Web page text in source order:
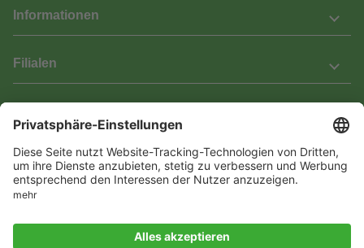
Informationen
Filialen
Barrierefreiheit
Wir bemühen uns, unsere Website barrierefrei zu gestalten.
Einige Inhalte und Funktionen sind derzeit jedoch noch nicht
vollständig zugänglich. Wenn Sie auf Barrieren stoßen oder Hilfe
benötigen, kontaktieren Sie uns bitte unter service[at]knutzen.de.
Vertrag widerrufen
© 2026 Das Laminat & Parketthaus GmbH